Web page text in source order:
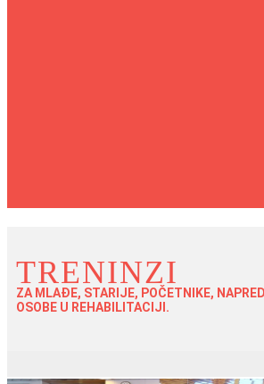
TRENINZI
ZA MLAĐE, STARIJE, POČETNIKE,
OSOBE U REHABILITACIJI.